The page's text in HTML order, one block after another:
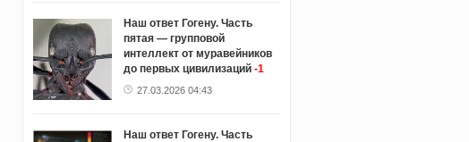
Наш ответ Гогену. Часть
пятая — групповой
интеллект от муравейников
до первых цивилизаций -1
27.03.2026 04:43
Наш ответ Гогену. Часть